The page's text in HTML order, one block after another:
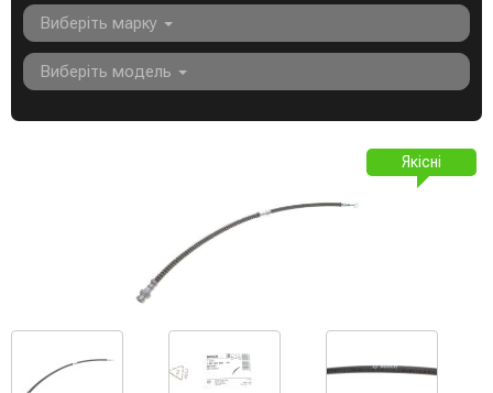
Виберіть марку
Виберіть модель
Якісні